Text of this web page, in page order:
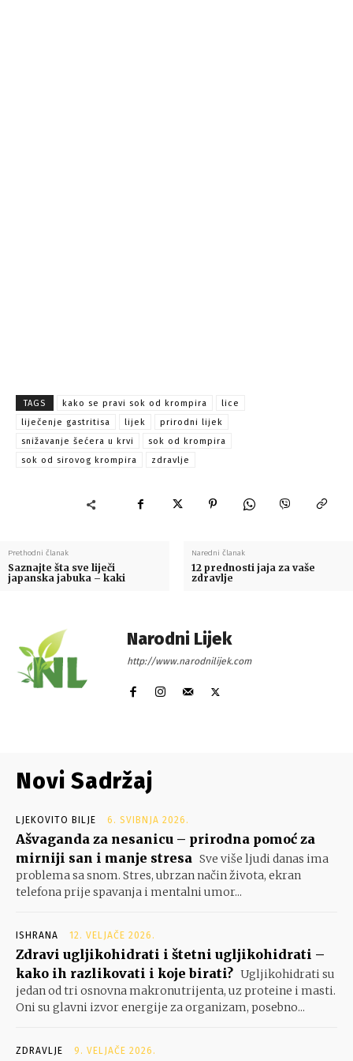
TAGS kako se pravi sok od krompira
lice
liječenje gastritisa
lijek
prirodni lijek
snižavanje šećera u krvi
sok od krompira
sok od sirovog krompira
zdravlje
Prethodni članak
Saznajte šta sve liječi
japanska jabuka – kaki
Naredni članak
12 prednosti jaja za vaše
zdravlje
Narodni Lijek
http://www.narodnilijek.com
Novi Sadržaj
LJEKOVITO BILJE 6. SVIBNJA 2026.
Ašvaganda za nesanicu – prirodna pomoć za
mirniji san i manje stresa Sve više ljudi danas ima
problema sa snom. Stres, ubrzan način života, ekran
telefona prije spavanja i mentalni umor...
ISHRANA 12. VELJAČE 2026.
Zdravi ugljikohidrati i štetni ugljikohidrati –
kako ih razlikovati i koje birati? Ugljikohidrati su
jedan od tri osnovna makronutrijenta, uz proteine i masti.
Oni su glavni izvor energije za organizam, posebno...
ZDRAVLJE 9. VELJAČE 2026.